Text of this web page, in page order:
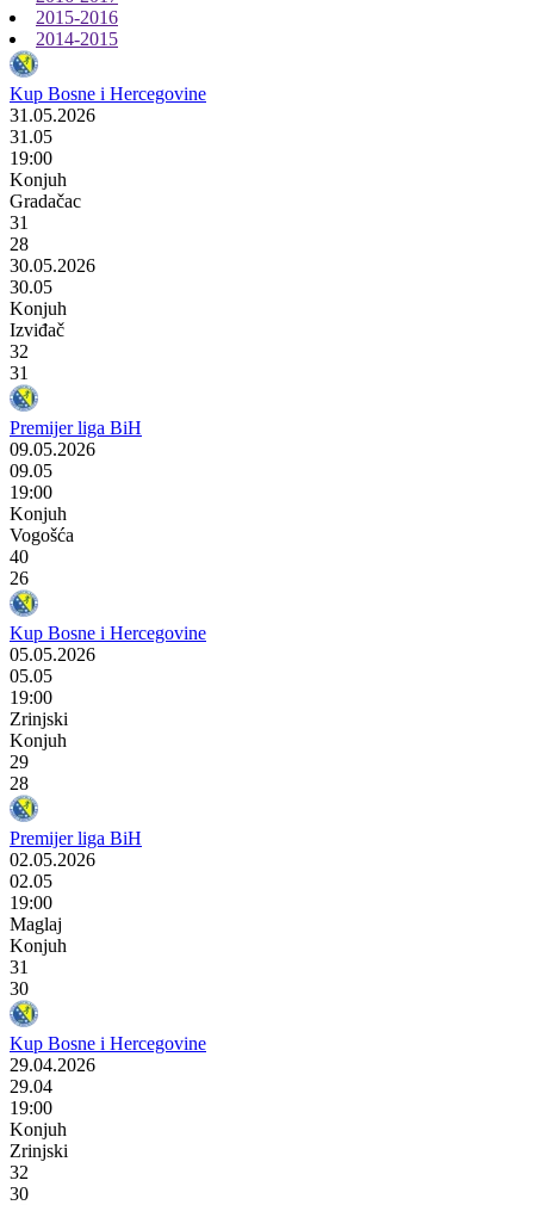
2015-2016
2014-2015
Kup Bosne i Hercegovine
31.05.2026
31.05
19:00
Konjuh
Gradačac
31
28
30.05.2026
30.05
Konjuh
Izviđač
32
31
Premijer liga BiH
09.05.2026
09.05
19:00
Konjuh
Vogošća
40
26
Kup Bosne i Hercegovine
05.05.2026
05.05
19:00
Zrinjski
Konjuh
29
28
Premijer liga BiH
02.05.2026
02.05
19:00
Maglaj
Konjuh
31
30
Kup Bosne i Hercegovine
29.04.2026
29.04
19:00
Konjuh
Zrinjski
32
30